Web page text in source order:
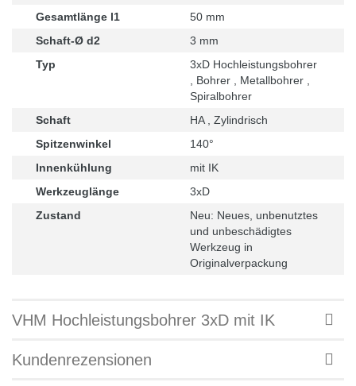
Gesamtlänge l1
50 mm
Schaft-Ø d2
3 mm
Typ
3xD Hochleistungsbohrer
, Bohrer , Metallbohrer ,
Spiralbohrer
Schaft
HA , Zylindrisch
Spitzenwinkel
140°
Innenkühlung
mit IK
Werkzeuglänge
3xD
Zustand
Neu: Neues, unbenutztes
und unbeschädigtes
Werkzeug in
Originalverpackung
VHM Hochleistungsbohrer 3xD mit IK
Kundenrezensionen